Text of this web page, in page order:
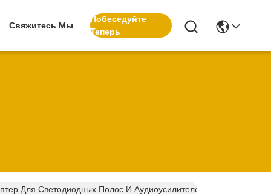
Свяжитесь Мы
Побеседуйте
Теперь
Для Светодиодных Полос И Аудиоусилителей